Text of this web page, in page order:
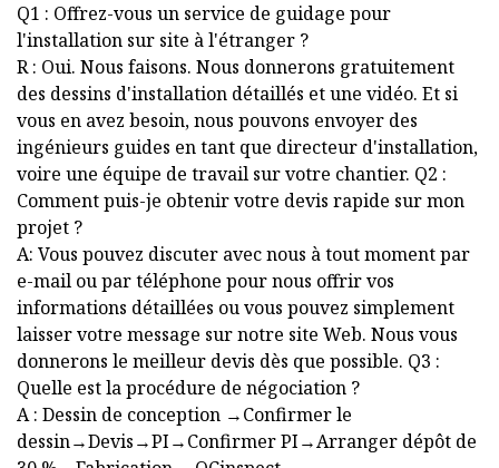
Q1 : Offrez-vous un service de guidage pour
l'installation sur site à l'étranger ?
R : Oui. Nous faisons. Nous donnerons gratuitement
des dessins d'installation détaillés et une vidéo. Et si
vous en avez besoin, nous pouvons envoyer des
ingénieurs guides en tant que directeur d'installation,
voire une équipe de travail sur votre chantier. Q2 :
Comment puis-je obtenir votre devis rapide sur mon
projet ?
A: Vous pouvez discuter avec nous à tout moment par
e-mail ou par téléphone pour nous offrir vos
informations détaillées ou vous pouvez simplement
laisser votre message sur notre site Web. Nous vous
donnerons le meilleur devis dès que possible. Q3 :
Quelle est la procédure de négociation ?
A : Dessin de conception →Confirmer le
dessin→Devis→PI→Confirmer PI→Arranger dépôt de